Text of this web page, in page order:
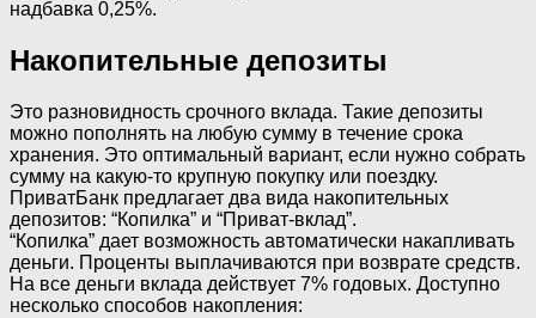
надбавка 0,25%.
Накопительные депозиты
Это разновидность срочного вклада. Такие депозиты
можно пополнять на любую сумму в течение срока
хранения. Это оптимальный вариант, если нужно собрать
сумму на какую-то крупную покупку или поездку.
ПриватБанк предлагает два вида накопительных
депозитов: “Копилка” и “Приват-вклад”.
“Копилка” дает возможность автоматически накапливать
деньги. Проценты выплачиваются при возврате средств.
На все деньги вклада действует 7% годовых. Доступно
несколько способов накопления: